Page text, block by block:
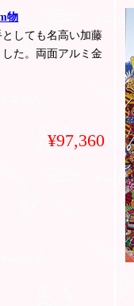
物
しても名高い加藤
た。両面アルミ金
¥97,360